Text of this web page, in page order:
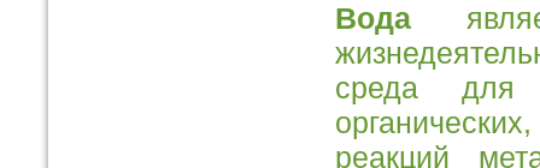
Вода
среда для
реакций